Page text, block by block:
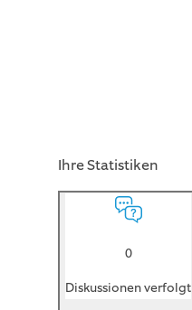
Ihre Statistiken
0
Diskussionen verfolgt